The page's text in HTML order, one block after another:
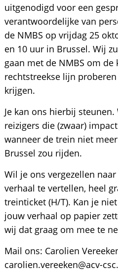
uitgenodigd voor een
verantwoordelijke van
de NMBS op vrijdag 25
en 10 uur in Brussel. Wij
gaan met de NMBS om de
rechtstreekse lijn
krijgen.
Je kan ons hierbij steunen.
reizigers die (zwaar)
wanneer de trein niet
Brussel zou rijden.
Wil je ons vergezellen
verhaal te vertellen, heel
treinticket (H/T). Kan je
jouw verhaal op papier
wij dat graag om mee te
Mail ons: Carolien
carolien.vereeken@acv-